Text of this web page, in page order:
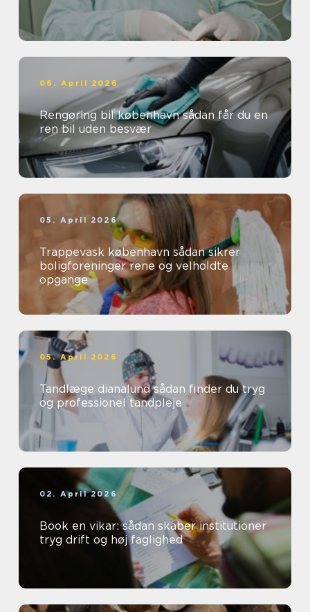
06. April 2026
Rengøring bil københavn sådan får du en
ren bil uden besvær
05. April 2026
Trappevask københavn sådan sikrer
boligforeninger rene og velholdte
opgange
05. April 2026
Tandlæge dianalund sådan finder du tryg
og professionel tandpleje
02. April 2026
Book en vikar: sådan skaber institutioner
tryg drift og høj faglighed